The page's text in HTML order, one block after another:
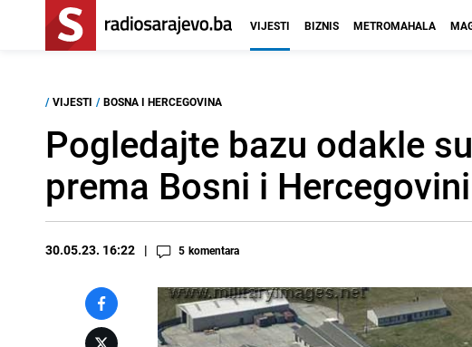
VIJESTI BIZNIS METROMAHALA
/ VIJESTI / BOSNA I HERCEGOVINA
Pogledajte bazu odakle
prema Bosni i Hercegovini
30.05.23. 16:22 5 komentara